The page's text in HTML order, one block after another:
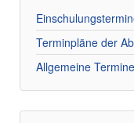
Terminpläne der
Allgemeine